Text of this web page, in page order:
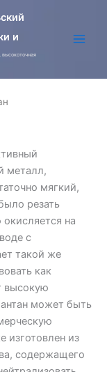
и
металл,
мягкий,
резать
на
с
такой же
как
высокую
может быть
изготовлен из
содержащего